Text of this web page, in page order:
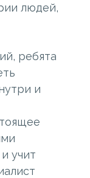
людей,
ребята
и
учит